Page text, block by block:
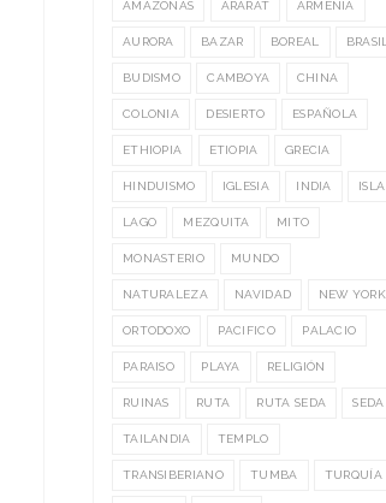
AMAZONAS ARARAT ARMENIA
AURORA BAZAR BOREAL BRASIL
BUDISMO CAMBOYA CHINA
COLONIA DESIERTO ESPAÑOLA
ETHIOPIA ETIOPIA GRECIA
HINDUISMO IGLESIA INDIA ISLA
LAGO MEZQUITA MITO
MONASTERIO MUNDO
NATURALEZA NAVIDAD NEW YORK
ORTODOXO PACIFICO PALACIO
PARAISO PLAYA RELIGIÓN
RUINAS RUTA RUTA SEDA SEDA
TAILANDIA TEMPLO
TRANSIBERIANO TUMBA TURQUÍA